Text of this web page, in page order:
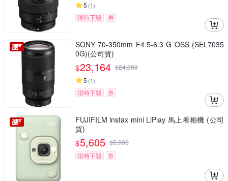
5 (1)
限時下殺 券
SONY 70-350mm F4.5-6.3 G OSS (SEL7035
0G)(公司貨)
$23,164 $24,383
5 (1)
限時下殺 券
FUJIFILM instax mini LiPlay 馬上看相機 (公司
貨)
$5,605 $5,900
限時下殺
券